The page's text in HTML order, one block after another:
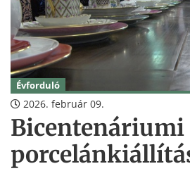
Évforduló
2026. február 09.
Bicentenáriumi